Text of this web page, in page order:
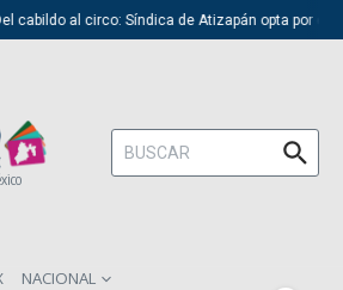
cabildo al circo: Síndica de Atizapán opta por el
Buscar:
NACIONAL